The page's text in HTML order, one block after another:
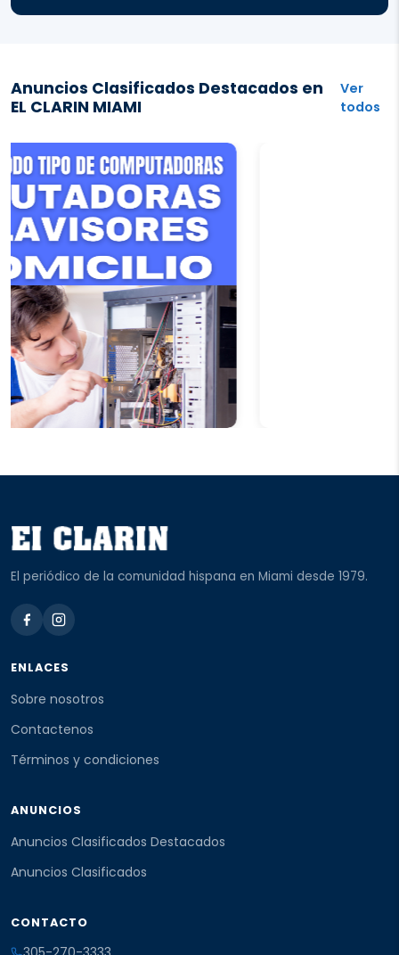
Anuncios Clasificados Destacados en
EL CLARIN MIAMI
Ver
todos
El periódico de la comunidad hispana en Miami desde 1979.
ENLACES
Sobre nosotros
Contactenos
Términos y condiciones
ANUNCIOS
Anuncios Clasificados Destacados
Anuncios Clasificados
CONTACTO